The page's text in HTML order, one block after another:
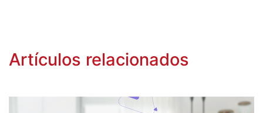
Artículos relacionados